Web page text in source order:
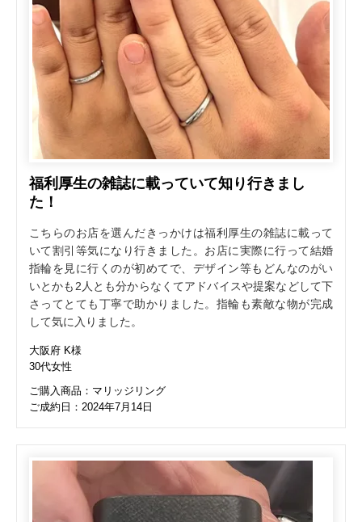
福利厚生の雑誌に載っていて知り行きまし
た！
こちらのお店を選んだきっかけは福利厚生の雑誌に載って
いて割引等気になり行きました。お店に実際に行って結婚
指輪を見に行くのが初めてで、デザイン等もどんなのがい
いとかも2人とも分からなくてアドバイスや提案などして下
さってとても丁寧で助かりました。指輪も素敵な物が完成
して気に入りました。
大阪府 K様
30代女性
ご購入商品：マリッジリング
ご成約日：2024年7月14日